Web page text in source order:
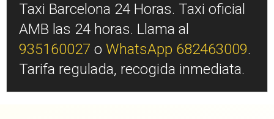
Taxi Barcelona 24 Horas. Taxi oficial
AMB las 24 horas. Llama al
935160027 o WhatsApp 682463009.
Tarifa regulada, recogida inmediata.